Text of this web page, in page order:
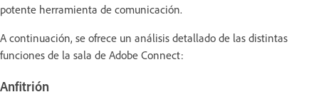
potente herramienta de comunicación.
A continuación, se ofrece un análisis detallado de las distintas
funciones de la sala de Adobe Connect:
Anfitrión